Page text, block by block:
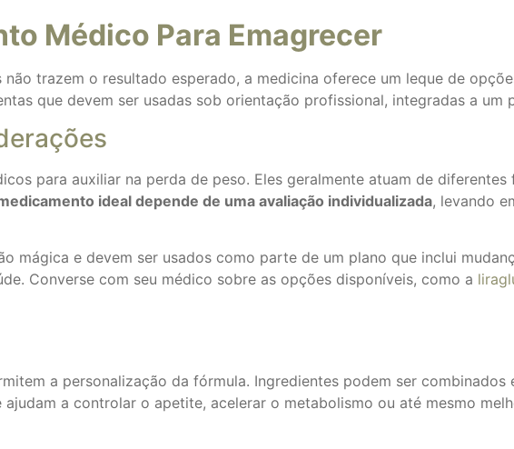
Médico Para Emagrecer
trazem o resultado esperado, a medicina oferece um leque de
que devem ser usadas sob orientação profissional, integradas a um
para auxiliar na perda de peso. Eles geralmente atuam de
ideal depende de uma avaliação individualizada, levando
mágica e devem ser usados como parte de um plano que inclui
Converse com seu médico sobre as opções disponíveis, como a
a personalização da fórmula. Ingredientes podem ser combinados
a controlar o apetite, acelerar o metabolismo ou até mesmo